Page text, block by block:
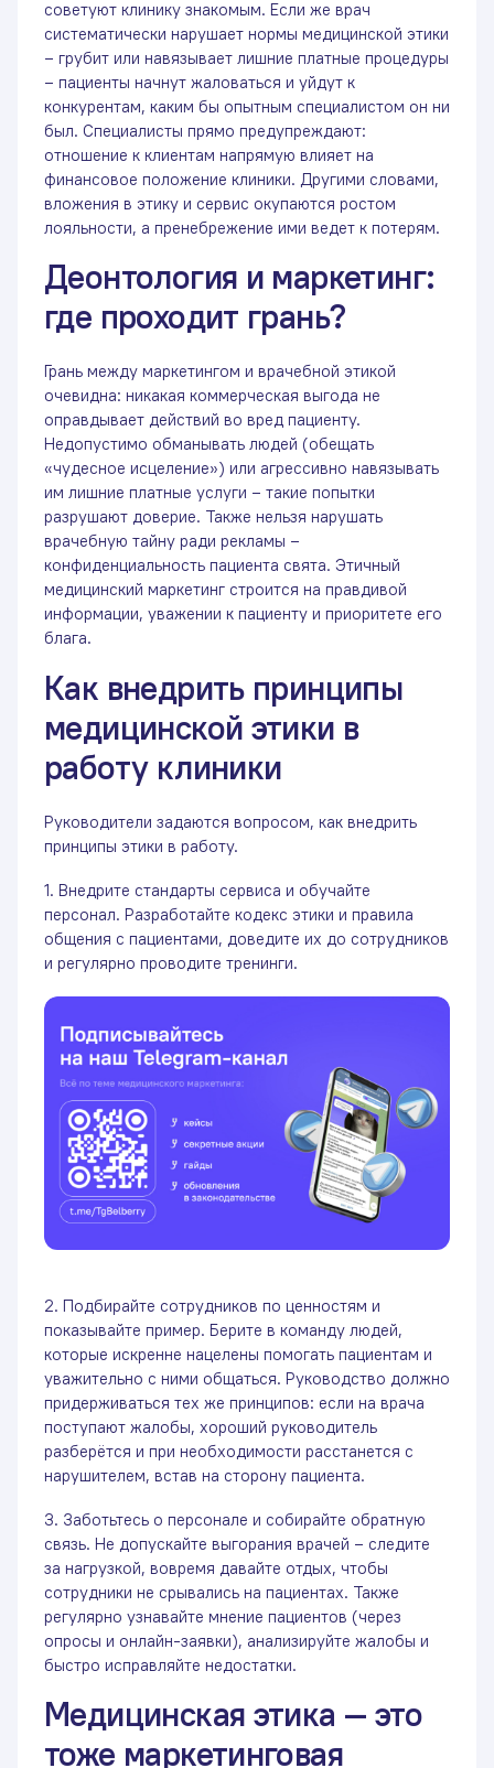
советуют клинику знакомым. Если же врач
систематически нарушает нормы медицинской этики
– грубит или навязывает лишние платные процедуры
– пациенты начнут жаловаться и уйдут к
конкурентам, каким бы опытным специалистом он ни
был. Специалисты прямо предупреждают:
отношение к клиентам напрямую влияет на
финансовое положение клиники. Другими словами,
вложения в этику и сервис окупаются ростом
лояльности, а пренебрежение ими ведет к потерям.
Деонтология и маркетинг:
где проходит грань?
Грань между маркетингом и врачебной этикой
очевидна: никакая коммерческая выгода не
оправдывает действий во вред пациенту.
Недопустимо обманывать людей (обещать
«чудесное исцеление») или агрессивно навязывать
им лишние платные услуги – такие попытки
разрушают доверие. Также нельзя нарушать
врачебную тайну ради рекламы –
конфиденциальность пациента свята. Этичный
медицинский маркетинг строится на правдивой
информации, уважении к пациенту и приоритете его
блага.
Как внедрить принципы
медицинской этики в
работу клиники
Руководители задаются вопросом, как внедрить
принципы этики в работу.
1. Внедрите стандарты сервиса и обучайте
персонал. Разработайте кодекс этики и правила
общения с пациентами, доведите их до сотрудников
и регулярно проводите тренинги.
2. Подбирайте сотрудников по ценностям и
показывайте пример. Берите в команду людей,
которые искренне нацелены помогать пациентам и
уважительно с ними общаться. Руководство должно
придерживаться тех же принципов: если на врача
поступают жалобы, хороший руководитель
разберётся и при необходимости расстанется с
нарушителем, встав на сторону пациента.
3. Заботьтесь о персонале и собирайте обратную
связь. Не допускайте выгорания врачей – следите
за нагрузкой, вовремя давайте отдых, чтобы
сотрудники не срывались на пациентах. Также
регулярно узнавайте мнение пациентов (через
опросы и онлайн-заявки), анализируйте жалобы и
быстро исправляйте недостатки.
Медицинская этика — это
тоже маркетинговая